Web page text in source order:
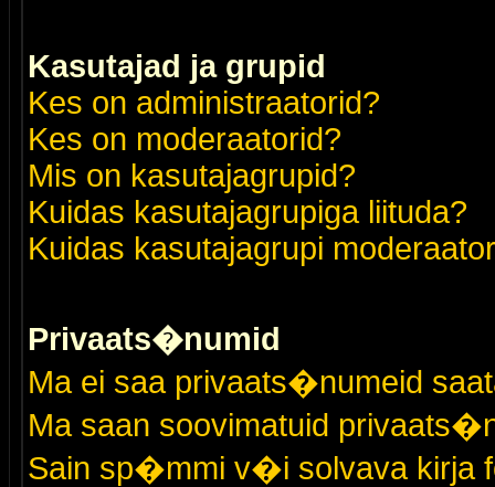
Kasutajad ja grupid
Kes on administraatorid?
Kes on moderaatorid?
Mis on kasutajagrupid?
Kuidas kasutajagrupiga liituda?
Kuidas kasutajagrupi
Privaats�numid
Ma ei saa privaats�numeid
Ma saan soovimatuid
Sain sp�mmi v�i solvava kirja